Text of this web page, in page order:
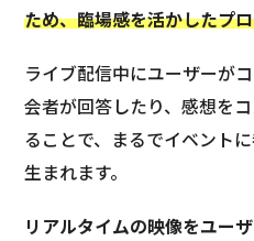
ため、臨場感を活かしたプ
ライブ配信中にユーザーが
会者が回答したり、感想を
ることで、まるでイベント
生まれます。
リアルタイムの映像をユー